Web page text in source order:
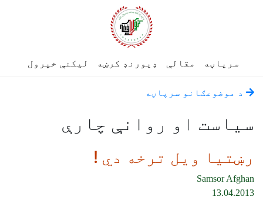
سرپاڼه مقالې ډیورنډ کرښه لیکنې خپرول
د موضوعګانو سرپاڼه
سياست او روانې چارې
رښتيا ويل ترخه دي !
Samsor Afghan
13.04.2013